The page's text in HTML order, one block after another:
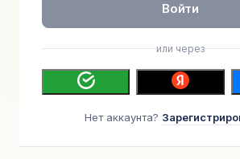
Войти
или через
Нет аккаунта?